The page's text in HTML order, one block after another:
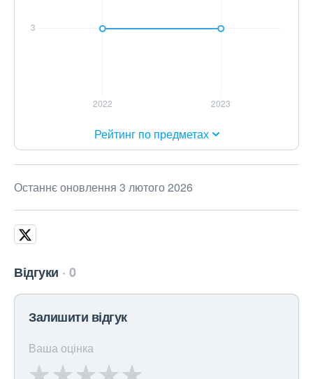
Рейтинг по предметах
Останнє оновлення 3 лютого 2026
Відгуки 0
Залишити відгук
Ваша оцінка